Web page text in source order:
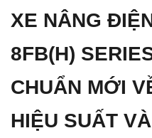
XE NÂNG
8FB(H)
CHUẨN MỚI
HIỆU SUẤT